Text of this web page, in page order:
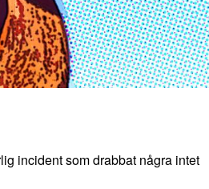
incident som drabbat några intet